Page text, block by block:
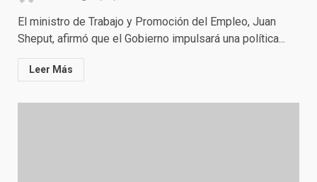
El ministro de Trabajo y Promoción del Empleo, Juan
Sheput, afirmó que el Gobierno impulsará una política...
Leer Más